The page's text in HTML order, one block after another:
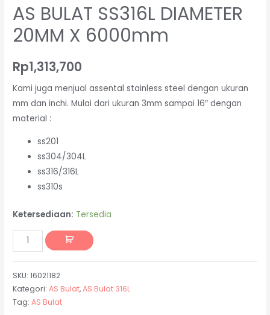
AS BULAT SS316L DIAMETER
20MM X 6000mm
Rp1,313,700
Kami juga menjual assental stainless steel dengan ukuran
mm dan inchi. Mulai dari ukuran 3mm sampai 16″ dengan
material :
ss201
ss304/304L
ss316/316L
ss310s
Ketersediaan: Tersedia
SKU:16021182
Kategori:AS Bulat,AS Bulat 316L
Tag:AS Bulat